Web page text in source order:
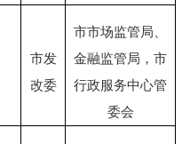
市发
改委
市市场监管局、
金融监管局，市
行政服务中心管
委会